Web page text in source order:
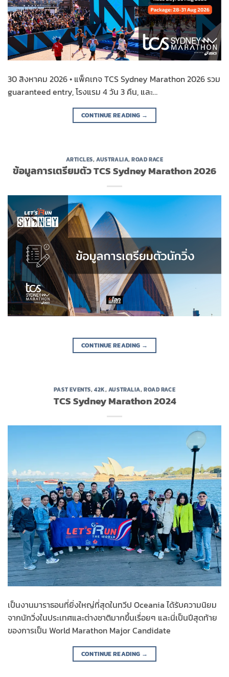
30 สิงหาคม 2026 • แพ็คเกจ TCS Sydney Marathon 2026 รวม
guaranteed entry, โรงแรม 4 วัน 3 คืน, และ…
CONTINUE READING →
ARTICLES,AUSTRALIA,ROAD RACE
ข้อมูลการเตรียมตัว TCS Sydney Marathon 2026
CONTINUE READING →
PAST EVENTS,42K,AUSTRALIA,ROAD RACE
TCS Sydney Marathon 2024
เป็นงานมาราธอนที่ยิ่งใหญ่ที่สุดในทวีป Oceania ได้รับความนิยม
จากนักวิ่งในประเทศและต่างชาติมากขึ้นเรื่อยๆ และนี่เป็นปีสุดท้าย
ของการเป็น World Marathon Major Candidate
CONTINUE READING →